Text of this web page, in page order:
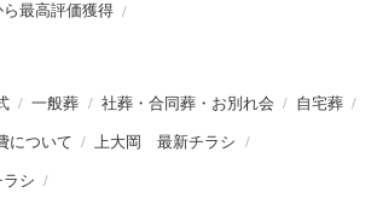
最高評価獲得
一般葬 社葬・合同葬・お別れ会 自宅葬
について 上大岡 最新チラシ
シ